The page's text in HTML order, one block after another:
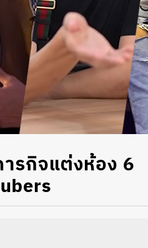
ารกิจแต่งห้อง 6